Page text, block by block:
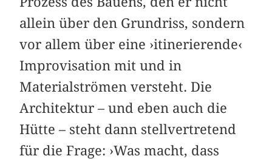
allein über den Grundriss, sondern
vor allem über eine ›itinerierende‹
Improvisation mit und in
Materialströmen versteht. Die
Architektur – und eben auch die
Hütte – steht dann stellvertretend
für die Frage: ›Was macht, dass